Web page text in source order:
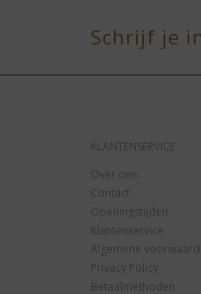
Schrijf je
KLANTENSERVICE
Over ons
Contact
Openingstijden
Klantenservice
Algemene
Privacy Policy
Betaalmethoden